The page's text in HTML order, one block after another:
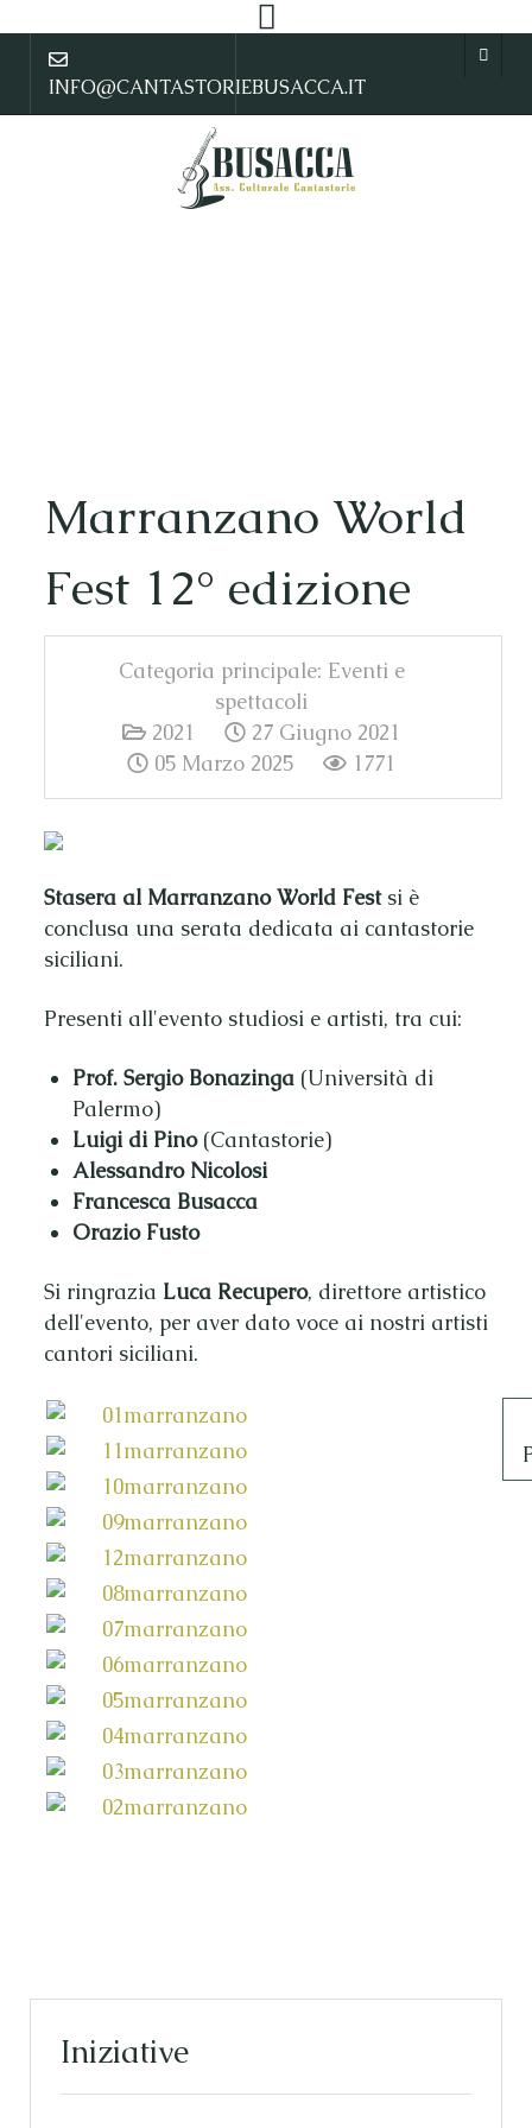
INFO@CANTASTORIEBUSACCA.IT
Marranzano World
Fest 12° edizione
Categoria principale: Eventi e
spettacoli
2021
27 Giugno 2021
05 Marzo 2025
1771
Stasera al Marranzano World Festsi è
conclusa una serata dedicata ai cantastorie
siciliani.
Presenti all'evento studiosi e artisti, tra cui:
Prof. Sergio Bonazinga (Università di
Palermo)
Luigi di Pino(Cantastorie)
Alessandro Nicolosi
Francesca Busacca
Orazio Fusto
Si ringrazia Luca Recupero, direttore artistico
dell'evento, per aver dato voce ai nostri artisti
cantori siciliani.
Iniziative